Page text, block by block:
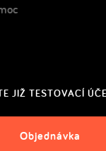
JIŽ TESTOVACÍ
Objednávka